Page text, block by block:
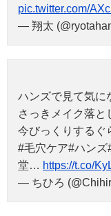
pic.twitter.com/
— 翔太
ハンズで見て気に
さっきメイク落と
今びっくりするぐ
#毛穴ケア#ハン
堂… https://t.co/
— ちひろ